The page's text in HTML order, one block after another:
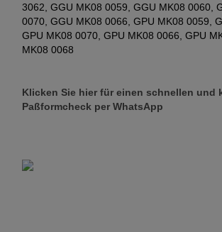
3062, GGU MK08 0059, GGU MK08 0060,
0070, GGU MK08 0066, GPU MK08 0059,
GPU MK08 0070, GPU MK08 0066, GPU
MK08 0068
Klicken Sie hier für einen schnellen und
Paßformcheck per WhatsApp